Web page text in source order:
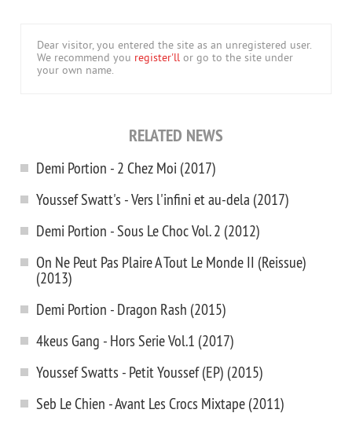
Dear visitor, you entered the site as an unregistered user.
We recommend you register'll or go to the site under
your own name.
RELATED NEWS
Demi Portion - 2 Chez Moi (2017)
Youssef Swatt's - Vers l'infini et au-dela (2017)
Demi Portion - Sous Le Choc Vol. 2 (2012)
On Ne Peut Pas Plaire A Tout Le Monde II (Reissue)
(2013)
Demi Portion - Dragon Rash (2015)
4keus Gang - Hors Serie Vol.1 (2017)
Youssef Swatts - Petit Youssef (EP) (2015)
Seb Le Chien - Avant Les Crocs Mixtape (2011)